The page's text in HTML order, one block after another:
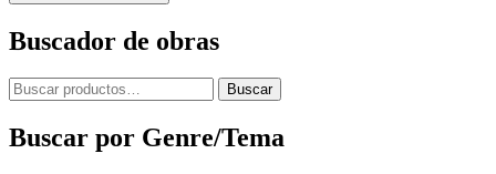
Buscador de obras
Buscar
por:
Buscar
Buscar por Genre/Tema